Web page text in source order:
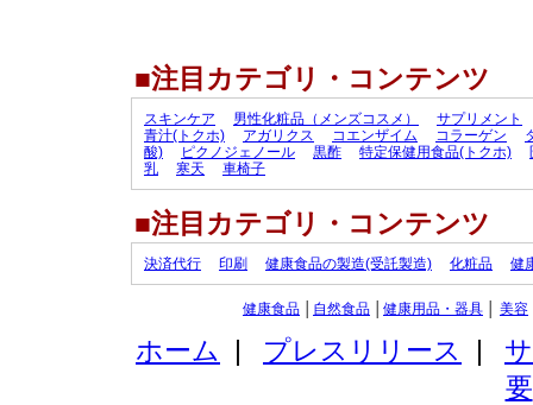
■注目カテゴリ・コンテンツ
スキンケア 男性化粧品（メンズコスメ）
サプリメント
青汁(トクホ)
アガリクス コエンザイム コラーゲン
酸)
ピクノジェノール 黒酢 特定保健用食品(トクホ)
乳
寒天 車椅子
■注目カテゴリ・コンテンツ
決済代行 印刷 健康食品の製造(受託製造) 化粧品 健
健康食品 自然食品 健康用品・器具 美容
ホーム プレスリリース
要